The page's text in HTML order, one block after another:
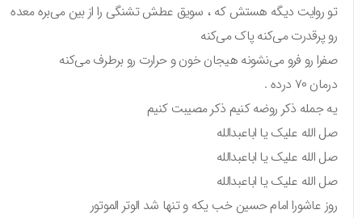
تو روایت دیگه هستش که ، سویق عطش تشنگی را از بین می‌بره معده
رو پرقدرت می‌کنه پاک می‌کنه
صفرا رو فرو می‌نشونه هیجان خون و حرارت رو برطرف می‌کنه
درمان ۷۰ درده .
یه جمله ذکر روضه کنیم ذکر مصیبت کنیم
صل الله علیک یا اباعبدالله
صل الله علیک یا اباعبدالله
صل الله علیک یا اباعبدالله
روز عاشورا امام حسین خب یکه و تنها شد الوتر الموتور